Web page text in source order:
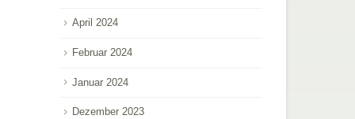
April 2024
Februar 2024
Januar 2024
Dezember 2023